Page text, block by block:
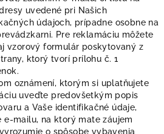
uvedené pri Našich
údajoch, prípadne osobne na
Pre reklamáciu môžete
vzorový formulár poskytovaný z
ktorý tvorí prílohu č. 1
oznámení, ktorým si uplatňujete
uveďte predovšetkým popis
a Vaše identifikačné údaje,
e-mailu, na ktorý mate záujem
o spôsobe vybavenia